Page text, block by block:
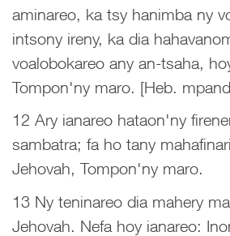
aminareo, ka tsy hanimba ny
intsony ireny, ka dia
voalobokareo any an-tsaha,
Tompon'ny maro. [Heb.
12 Ary ianareo hataon'ny
sambatra; fa ho tany
Jehovah, Tompon'ny maro.
13 Ny teninareo dia mahery
Jehovah. Nefa hoy ianareo: